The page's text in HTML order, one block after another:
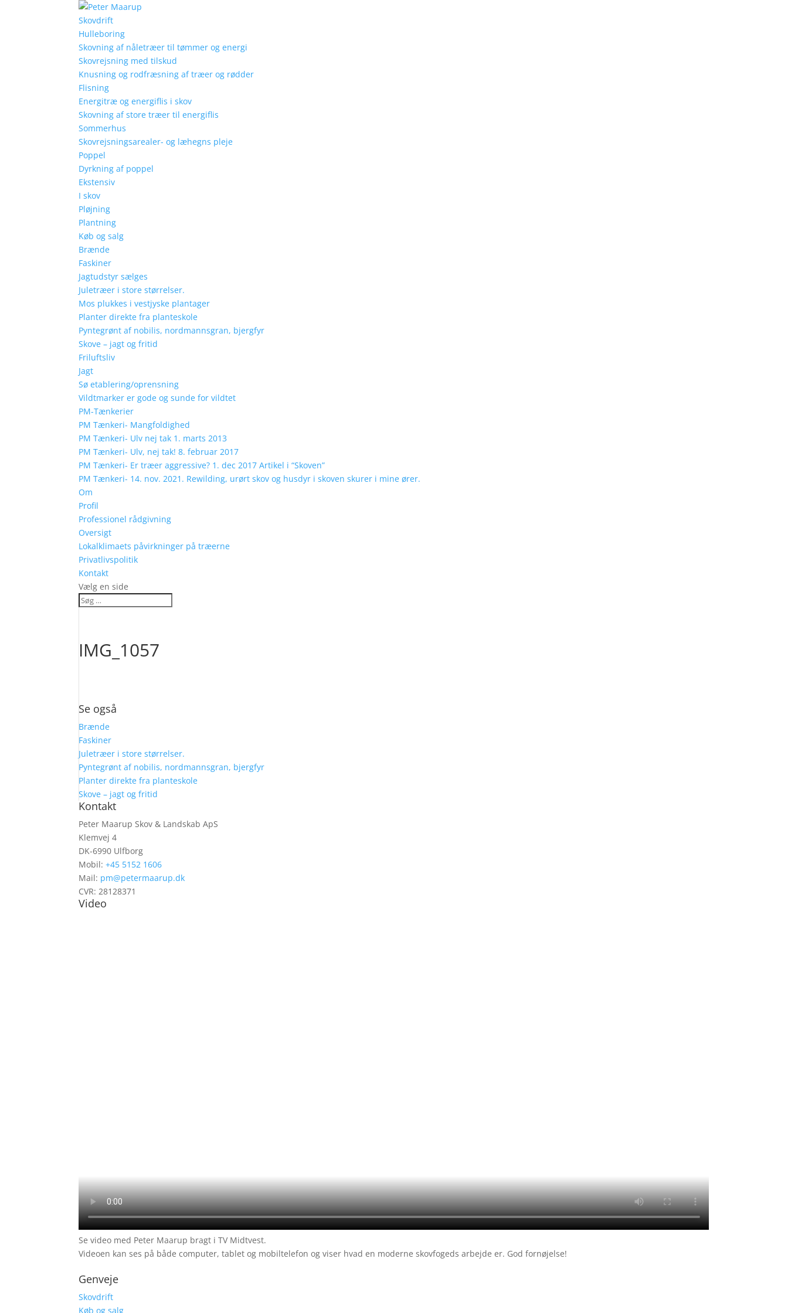
Skovdrift
Hulleboring
Skovning af nåletræer til tømmer og energi
Skovrejsning med tilskud
Knusning og rodfræsning af træer og rødder
Flisning
Energitræ og energiflis i skov
Skovning af store træer til energiflis
Sommerhus
Skovrejsningsarealer- og læhegns pleje
Poppel
Dyrkning af poppel
Ekstensiv
I skov
Pløjning
Plantning
Køb og salg
Brænde
Faskiner
Jagtudstyr sælges
Juletræer i store størrelser.
Mos plukkes i vestjyske plantager
Planter direkte fra planteskole
Pyntegrønt af nobilis, nordmannsgran, bjergfyr
Skove – jagt og fritid
Friluftsliv
Jagt
Sø etablering/oprensning
Vildtmarker er gode og sunde for vildtet
PM-Tænkerier
PM Tænkeri- Mangfoldighed
PM Tænkeri- Ulv nej tak 1. marts 2013
PM Tænkeri- Ulv, nej tak! 8. februar 2017
PM Tænkeri- Er træer aggressive? 1. dec 2017 Artikel i “Skoven”
PM Tænkeri- 14. nov. 2021. Rewilding, urørt skov og husdyr i skoven skurer i mine ører.
Om
Profil
Professionel rådgivning
Oversigt
Lokalklimaets påvirkninger på træerne
Privatlivspolitik
Kontakt
Vælg en side
IMG_1057
Se også
Brænde
Faskiner
Juletræer i store størrelser.
Pyntegrønt af nobilis, nordmannsgran, bjergfyr
Planter direkte fra planteskole
Skove – jagt og fritid
Kontakt
Peter Maarup Skov & Landskab ApS
Klemvej 4
DK-6990 Ulfborg
Mobil:+45 5152 1606
Mail: pm@petermaarup.dk
CVR: 28128371
Video
Se video med Peter Maarup bragt i TV Midtvest.
Videoen kan ses på både computer, tablet og mobiltelefon og viser hvad en moderne skovfogeds arbejde er. God fornøjelse!
Genveje
Skovdrift
Køb og salg